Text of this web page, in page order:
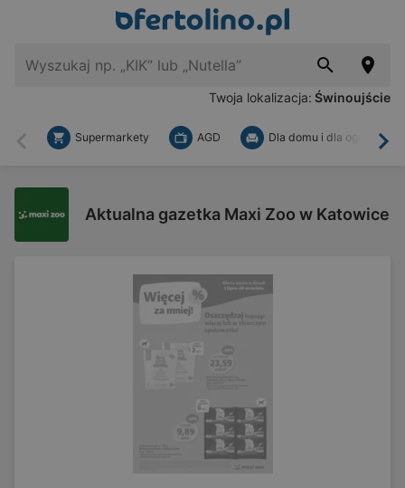
Twoja lokalizacja: Świnoujście
Wstecz
Supermarkety AGD Dla domu i dla ogrodu
Aktualna gazetka Maxi Zoo w Katowice